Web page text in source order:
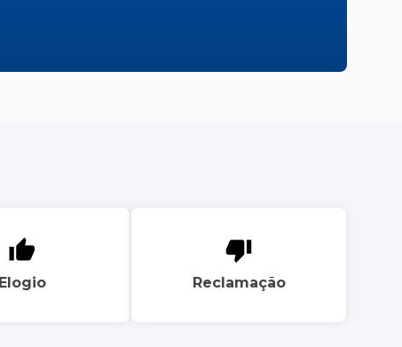
Elogio Reclamação